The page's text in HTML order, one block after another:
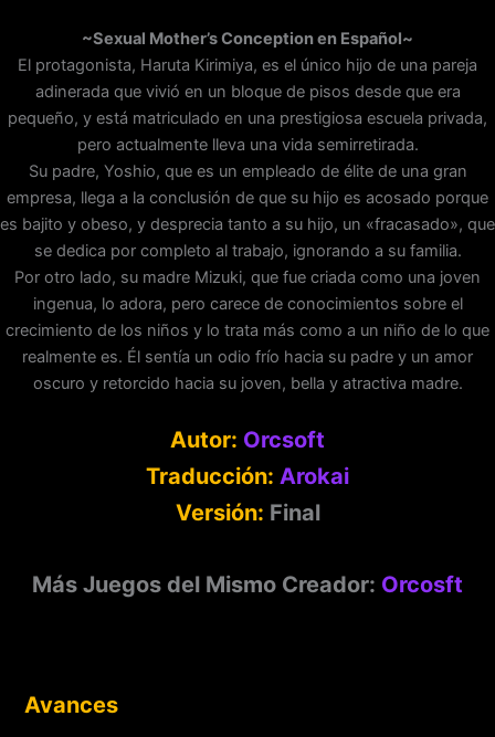
~Sexual Mother’s Conception en Español~
El protagonista, Haruta Kirimiya, es el único hijo de una pareja
adinerada que vivió en un bloque de pisos desde que era
pequeño, y está matriculado en una prestigiosa escuela privada,
pero actualmente lleva una vida semirretirada.
Su padre, Yoshio, que es un empleado de élite de una gran
empresa, llega a la conclusión de que su hijo es acosado porque
es bajito y obeso, y desprecia tanto a su hijo, un «fracasado», que
se dedica por completo al trabajo, ignorando a su familia.
Por otro lado, su madre Mizuki, que fue criada como una joven
ingenua, lo adora, pero carece de conocimientos sobre el
crecimiento de los niños y lo trata más como a un niño de lo que
realmente es. Él sentía un odio frío hacia su padre y un amor
oscuro y retorcido hacia su joven, bella y atractiva madre.
Autor: Orcsoft
Traducción: Arokai
Versión: Final
Más Juegos del Mismo Creador: Orcosft
Avances